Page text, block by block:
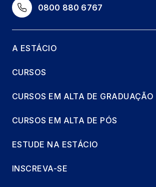
0800 880 6767
A ESTÁCIO
CURSOS
CURSOS EM ALTA DE GRADUAÇÃO
CURSOS EM ALTA DE PÓS
ESTUDE NA ESTÁCIO
INSCREVA-SE